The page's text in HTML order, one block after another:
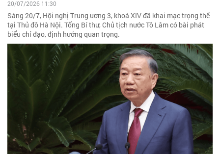
20/07/2026 11:30
Sáng 20/7, Hội nghị Trung ương 3, khoá XIV đã khai mạc trọng thể
tại Thủ đô Hà Nội. Tổng Bí thư, Chủ tịch nước Tô Lâm có bài phát
biểu chỉ đạo, định hướng quan trọng.